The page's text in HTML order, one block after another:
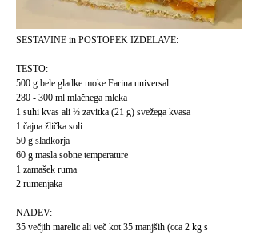
SESTAVINE in POSTOPEK IZDELAVE:
TESTO:
500 g bele gladke moke Farina universal
280 - 300 ml mlačnega mleka
1 suhi kvas ali ½ zavitka (21 g) svežega kvasa
1 čajna žlička soli
50 g sladkorja
60 g masla sobne temperature
1 zamašek ruma
2 rumenjaka
NADEV:
35 večjih marelic ali več kot 35 manjših (cca 2 kg s